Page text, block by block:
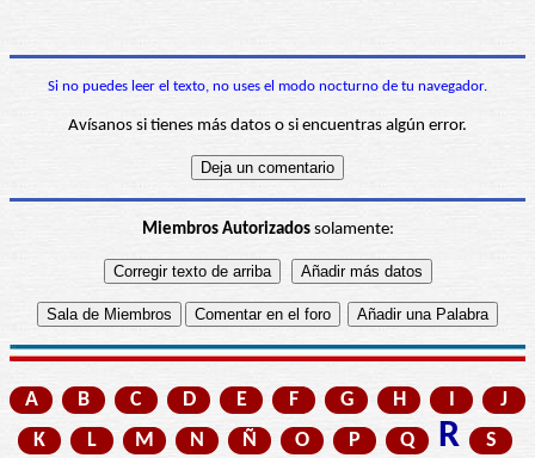
Si no puedes leer el texto, no uses el modo nocturno de tu navegador.
Avísanos si tienes más datos o si encuentras algún error.
Miembros Autorizadossolamente:
A B C D E F G H I
J
K
L M N Ñ O P Q R
S